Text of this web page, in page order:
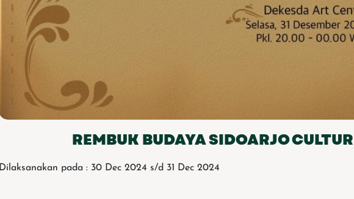
REMBUK BUDAYA SIDOARJO
Dilaksanakan pada : 30 Dec 2024 s/d 31 Dec 2024